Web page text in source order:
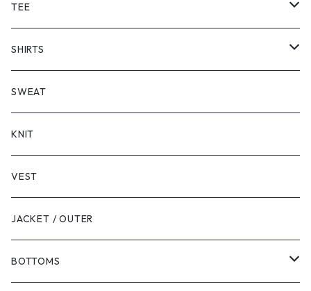
TEE
SHORT SLEEVE
LONG SLEEVE
SHIRTS
SHORT SLEEVE
LONG SLEEVE
SWEAT
KNIT
VEST
JACKET / OUTER
BOTTOMS